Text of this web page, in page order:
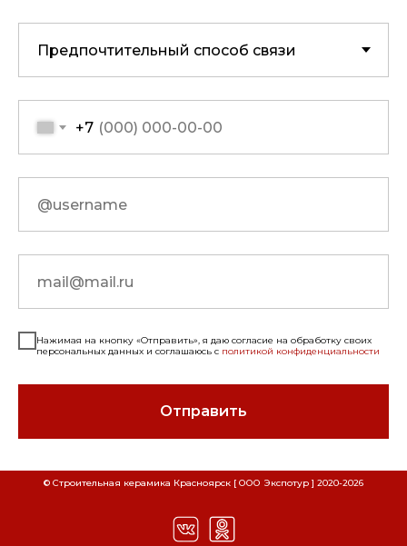
+7
Нажимая на кнопку «Отправить», я даю согласие на обработку своих
персональных данных и соглашаюсь с политикой конфиденциальности
Отправить
СКАЧАТЬ РЕКВИЗИТЫ ООО "СТРОИТЕЛЬНАЯ
Наименование организации
ООО "Строительная
СКАЧАТЬ РЕКВИЗИТЫ ООО "ЭКСПОТУР"
Наименование организации ООО "Экспотур"
© Строительная керамика Красноярск [ ООО Экспотур ] 2020-2026